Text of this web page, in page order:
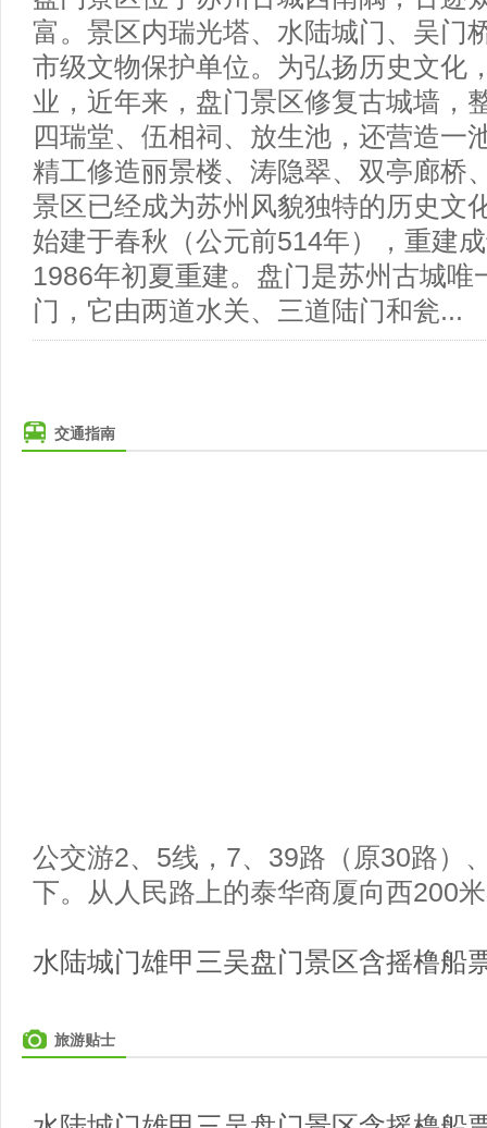
富。景区内瑞光塔、水陆城门、吴门
市级文物保护单位。为弘扬历史文化
业，近年来，盘门景区修复古城墙，
四瑞堂、伍相祠、放生池，还营造一
精工修造丽景楼、涛隐翠、双亭廊桥
景区已经成为苏州风貌独特的历史文
始建于春秋（公元前514年），重建
1986年初夏重建。盘门是苏州古城唯
门，它由两道水关、三道陆门和瓮...
交通指南
公交游2、5线，7、39路（原30路）
下。从人民路上的泰华商厦向西200
水陆城门雄甲三吴盘门景区含摇橹船
旅游贴士